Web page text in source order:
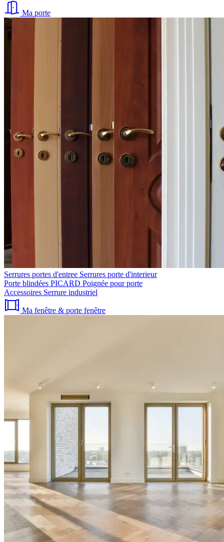
Ma porte
Serrures portes d'entree Serrures porte d'interieur
Porte blindées PICARD Poignée pour porte
Accessoires Serrure industriel
Ma fenêtre & porte fenêtre